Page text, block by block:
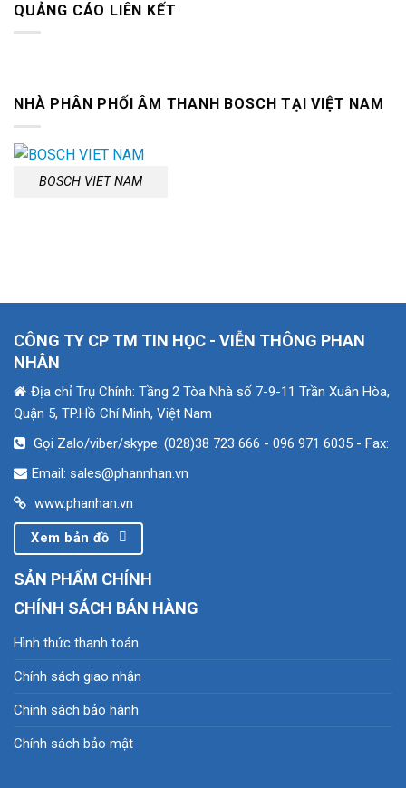
QUẢNG CÁO LIÊN KẾT
NHÀ PHÂN PHỐI ÂM THANH BOSCH TẠI VIỆT NAM
BOSCH VIET NAM
CÔNG TY CP TM TIN HỌC - VIỄN THÔNG PHAN
NHÂN
Địa chỉ Trụ Chính: Tầng 2 Tòa Nhà số 7-9-11 Trần Xuân Hòa,
Quận 5, TP.Hồ Chí Minh, Việt Nam
Gọi Zalo/viber/skype: (028)38 723 666 - 096 971 6035 - Fax:
Email: sales@phannhan.vn
www.phanhan.vn
Xem bản đồ
SẢN PHẨM CHÍNH
CHÍNH SÁCH BÁN HÀNG
Hình thức thanh toán
Chính sách giao nhận
Chính sách bảo hành
Chính sách bảo mật